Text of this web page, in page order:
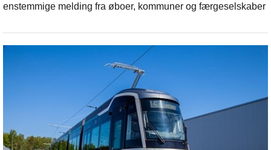
enstemmige melding fra øboer, kommuner og færgeselskaber